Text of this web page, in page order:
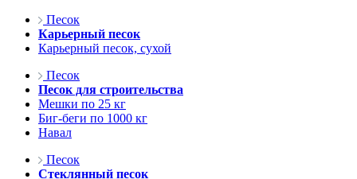
Песок
Карьерный песок
Карьерный песок, сухой
Песок
Песок для строительства
Мешки по 25 кг
Биг-беги по 1000 кг
Навал
Песок
Стеклянный песок